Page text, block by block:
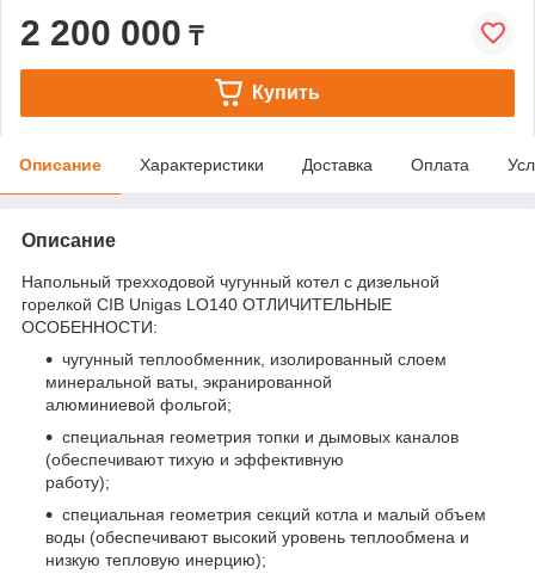
2 200 000 ₸
Купить
Описание Характеристики Доставка Оплата
Описание
Напольный трехходовой чугунный котел с дизельной
горелкой CIB Unigas LO140 ОТЛИЧИТЕЛЬНЫЕ
ОСОБЕННОСТИ:
чугунный теплообменник, изолированный слоем
минеральной ваты, экранированной
алюминиевой фольгой;
специальная геометрия топки и дымовых каналов
(обеспечивают тихую и эффективную
работу);
специальная геометрия секций котла и малый объем
воды (обеспечивают высокий уровень теплообмена и
низкую тепловую инерцию);